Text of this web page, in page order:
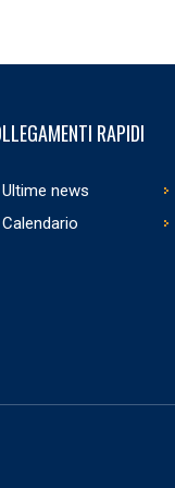
RAPIDI
Ultime news
Calendario